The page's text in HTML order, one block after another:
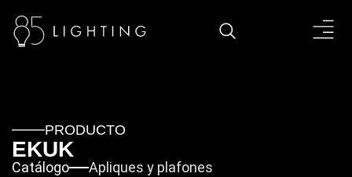
PRODUCTO
EKUK
Catálogo Apliques y plafones